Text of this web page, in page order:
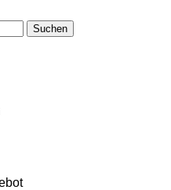
Suchen